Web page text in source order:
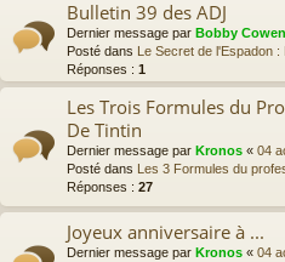
Bulletin 39 des ADJ
Dernier message par Bobby
Posté dans Le Secret de l'Espadon
Réponses : 1
Les Trois Formules du
De Tintin
Dernier message par Kronos « 04
Posté dans Les 3 Formules du
Réponses : 27
Joyeux anniversaire à ...
Dernier message par Kronos « 04